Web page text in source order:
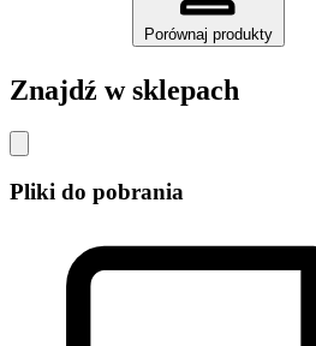
Porównaj produkty
Znajdź w sklepach
Pliki do pobrania